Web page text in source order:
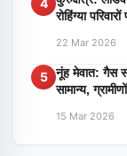
4
रोहिंग्या
22 Mar 2026
5 नूंह मेवात: गैस
सामान्य,
15 Mar 2026